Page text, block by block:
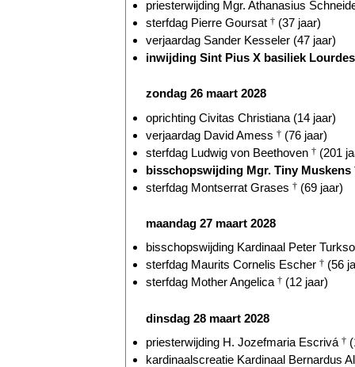
priesterwijding Mgr. Athanasius
sterfdag Pierre Goursat † (37 jaar)
verjaardag Sander Kesseler (47 jaar)
inwijding Sint Pius X basiliek
zondag 26 maart 2028
oprichting Civitas Christiana (14 jaar)
verjaardag David Amess † (76 jaar)
sterfdag Ludwig von Beethoven † (201
bisschopswijding Mgr. Tiny Muskens
sterfdag Montserrat Grases † (69 jaar)
maandag 27 maart 2028
bisschopswijding Kardinaal Peter
sterfdag Maurits Cornelis Escher † (56
sterfdag Mother Angelica † (12 jaar)
dinsdag 28 maart 2028
priesterwijding H. Jozefmaria Escrivá †
kardinaalscreatie Kardinaal Bernardus